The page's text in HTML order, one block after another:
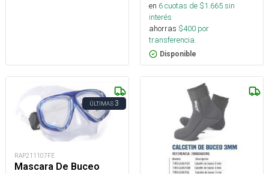
en 6cuotas de $1.665sin
interés
ahorras $400 por
transferencia.
Disponible
ÚLTIMAS3
RAP211107FE
Mascara De Buceo